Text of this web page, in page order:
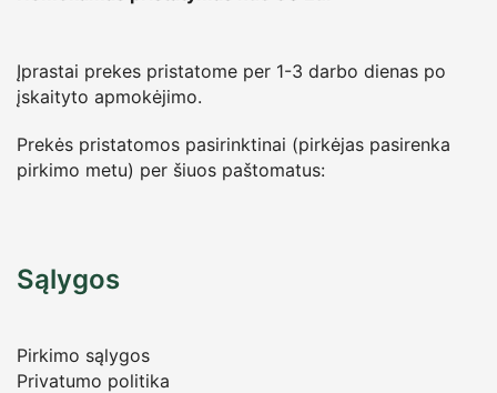
Įprastai prekes pristatome per 1-3 darbo dienas po
įskaityto apmokėjimo.
Prekės pristatomos pasirinktinai (pirkėjas pasirenka
pirkimo metu) per šiuos paštomatus:
Sąlygos
Pirkimo sąlygos
Privatumo politika